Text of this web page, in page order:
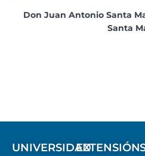
Don Juan Antonio Santa
Santa
UNIVERSIDADEXTENSIÓN